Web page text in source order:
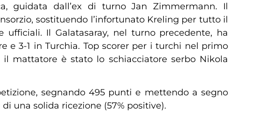
guidata dall’ex di turno Jan Zimmermann. Il
sostituendo l’infortunato Kreling per tutto il
Il Galatasaray, nel turno precedente, ha
e 3-1 in Turchia. Top scorer per i turchi nel primo
mattatore è stato lo schiacciatore serbo Nikola
segnando 495 punti e mettendo a segno
una solida ricezione (57% positive).